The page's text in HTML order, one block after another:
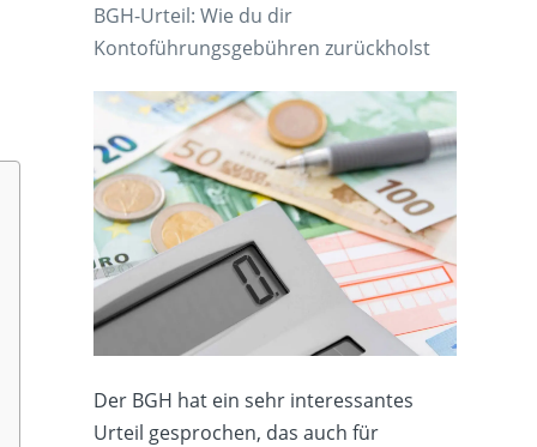
BGH-Urteil: Wie du dir
Kontoführungsgebühren zurückholst
Der BGH hat ein sehr interessantes
Urteil gesprochen, das auch für